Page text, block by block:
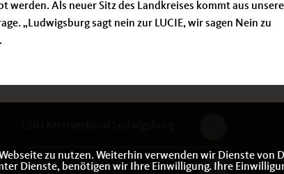
Als neuer Sitz des Landkreises kommt aus
„Ludwigsburg sagt nein zur LUCIE, wir sagen Nein zu
CDU Landesverband Baden-
zu nutzen. Weiterhin verwenden wir Dienste
Dienste, benötigen wir Ihre Einwilligung. Ihre